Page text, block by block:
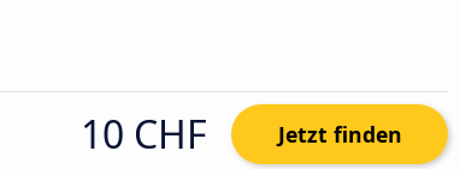
10 CHF Jetzt finden